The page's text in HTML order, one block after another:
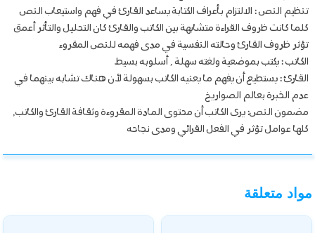
تنظيم النص : الالتزام بأعراف الكتابة يساعد القارئ في فهم واستيعاب النص
كلما كانت ظروف القراءة متشابهة بين الكاتب والقارئ كان التحليل والتأثر أعمق
تؤثر ظروف القارئ وحالته النفسية في مدى فهمه للنص المقروء
الكاتب : يكتب بموضعية ولغته سهلة , أسلوبه بسيط
القارئ : يستطيع أن يفهم ما يعنيه الكاتب بسهولة لأن هناك تشابه بينهما في
عدم الخبرة بعالم الصواريخ
مضمون النص: يرى الكاتب أن محتوى المادة المقروءة وثقافة القارئ والكاتب,
كلها عوامل تؤثر في الفعل القرائي ومدى نجاحه
مواد متعلقة